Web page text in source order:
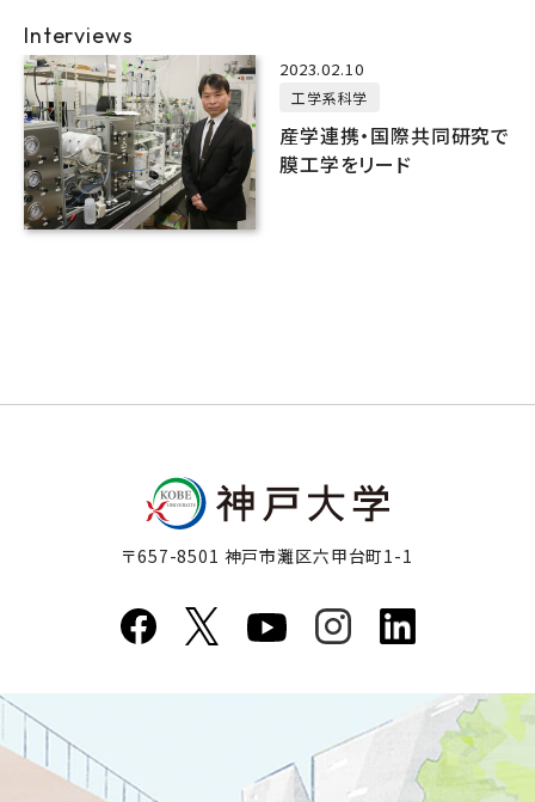
Interviews
2023.02.10
工学系科学
産学連携・国際共同研究で
膜工学をリード
〒657-8501 神戸市灘区六甲台町1-1